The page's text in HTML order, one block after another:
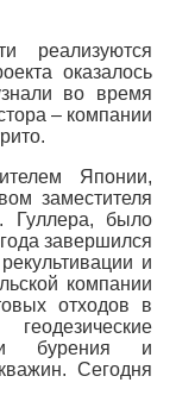
реализуются
оказалось
во время
– компании
Японии,
заместителя
Гуллера, было
завершился
и
компании
отходов в
бурения и
Сегодня